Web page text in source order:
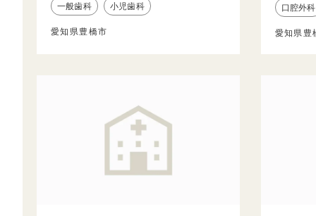
一般歯科 小児歯科
愛知県豊橋市
口腔外科
愛知県豊